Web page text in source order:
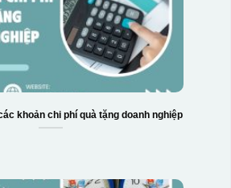
khoản chi phí quà tặng doanh nghiệp